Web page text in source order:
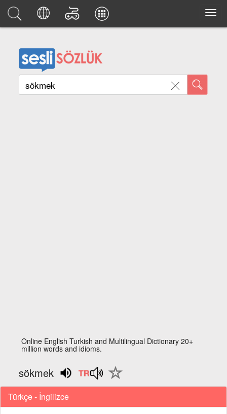
Online English Turkish and Multilingual Dictionary 20+
million words and idioms.
sökmek
Türkçe - İngilizce